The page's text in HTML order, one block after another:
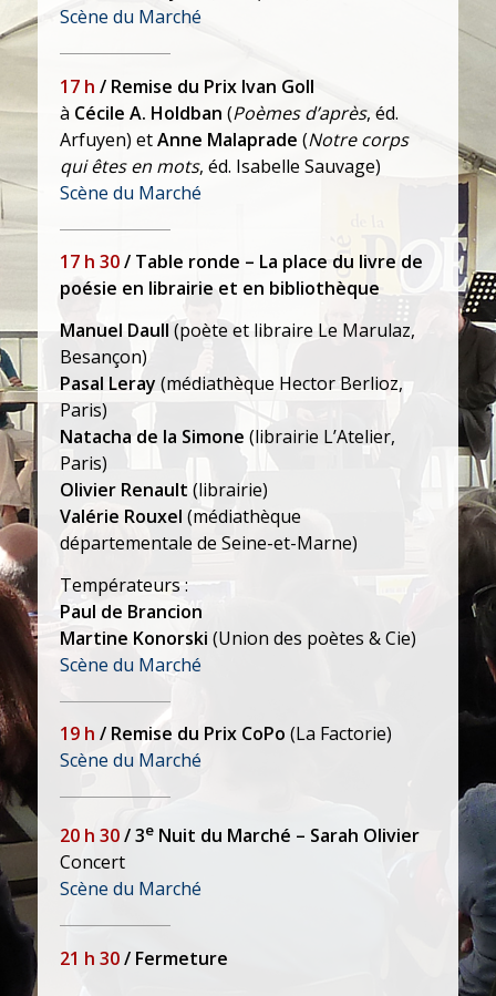
Scène du Marché
17 h / Remise du Prix Ivan Goll
à Cécile A. Holdban (Poèmes d’après, éd.
Arfuyen) etAnne Malaprade (Notre corps
qui êtes en mots, éd. Isabelle Sauvage)
Scène du Marché
17 h 30/ Table ronde – La place du livre de
poésie en librairie et en bibliothèque
Manuel Daull (poète et libraire Le Marulaz,
Besançon)
Pasal Leray (médiathèque Hector Berlioz,
Paris)
Natacha de la Simone (librairie L’Atelier,
Paris)
Olivier Renault (librairie)
Valérie Rouxel (médiathèque
départementale de Seine-et-Marne)
Températeurs :
Paul de Brancion
Martine Konorski (Union des poètes & Cie)
Scène du Marché
19 h / Remise du Prix CoPo (La Factorie)
Scène du Marché
20 h 30/ 3eNuit du Marché – Sarah Olivier
Concert
Scène du Marché
21 h 30/ Fermeture